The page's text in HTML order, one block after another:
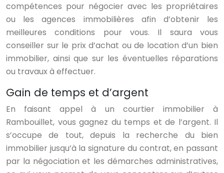
compétences pour négocier avec les propriétaires
ou les agences immobilières afin d’obtenir les
meilleures conditions pour vous. Il saura vous
conseiller sur le prix d’achat ou de location d’un bien
immobilier, ainsi que sur les éventuelles réparations
ou travaux à effectuer.
Gain de temps et d’argent
En faisant appel à un courtier immobilier à
Rambouillet, vous gagnez du temps et de l’argent. Il
s’occupe de tout, depuis la recherche du bien
immobilier jusqu’à la signature du contrat, en passant
par la négociation et les démarches administratives,